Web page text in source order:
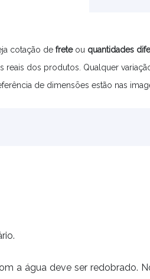
cotação de freteou quantidades
reais dos produtos. Qualquer
de dimensões estão nas
a água deve ser redobrado.